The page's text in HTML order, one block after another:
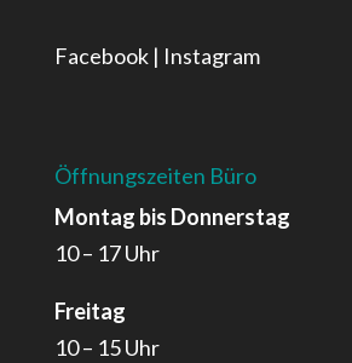
Facebook| Instagram
Öffnungszeiten Büro
Montag bis Donnerstag
10 – 17 Uhr
Freitag
10 – 15 Uhr